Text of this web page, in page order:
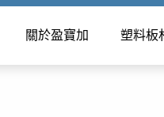
關於盈寶加 塑料板